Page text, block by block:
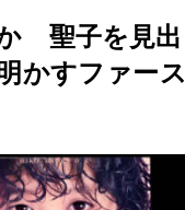
聖子を見出
かすファース